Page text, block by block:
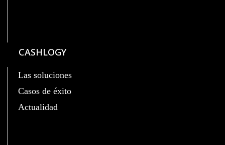
CASHLOGY
Las soluciones
Casos de éxito
Actualidad